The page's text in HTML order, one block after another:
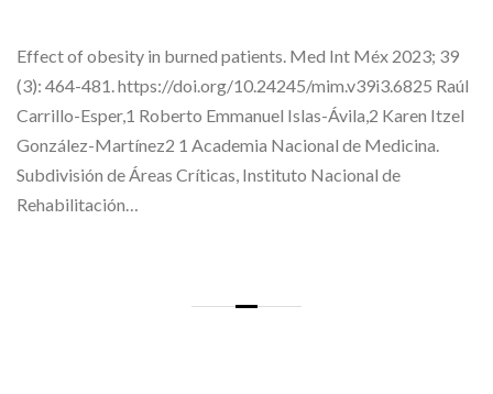
Effect of obesity in burned patients. Med Int Méx 2023; 39
(3): 464-481. https://doi.org/10.24245/mim.v39i3.6825 Raúl
Carrillo-Esper,1 Roberto Emmanuel Islas-Ávila,2 Karen Itzel
González-Martínez2 1 Academia Nacional de Medicina.
Subdivisión de Áreas Críticas, Instituto Nacional de
Rehabilitación…